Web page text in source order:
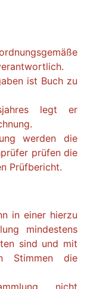
ist Buch zu
legt er
werden die
prüfen die
Prüfbericht.
in einer hierzu
mindestens
sind und mit
Stimmen die
nicht